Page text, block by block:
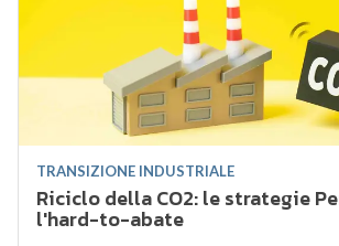
TRANSIZIONE INDUSTRIALE
Riciclo della CO2: le strategie
l'hard-to-abate